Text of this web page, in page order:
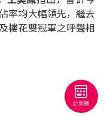
简
Broker Limited 版權所有
率均大幅領先，繼去
樓花雙冠軍之呼聲相